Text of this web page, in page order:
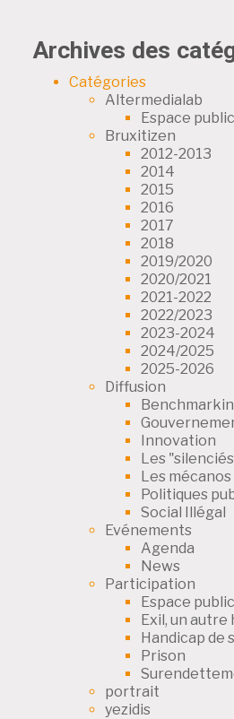
Archives des
Catégories
Altermedialab
Espace public
Bruxitizen
2012-2013
2014
2015
2016
2017
2018
2019/2020
2020/2021
2021-2022
2022/2023
2023-2024
2024/2025
2025-2026
Diffusion
Innovation
Les
Les
Politiques
Social Illégal
Evénements
Agenda
News
Participation
Espace
Exil, un autre
Handicap de
Prison
portrait
yezidis